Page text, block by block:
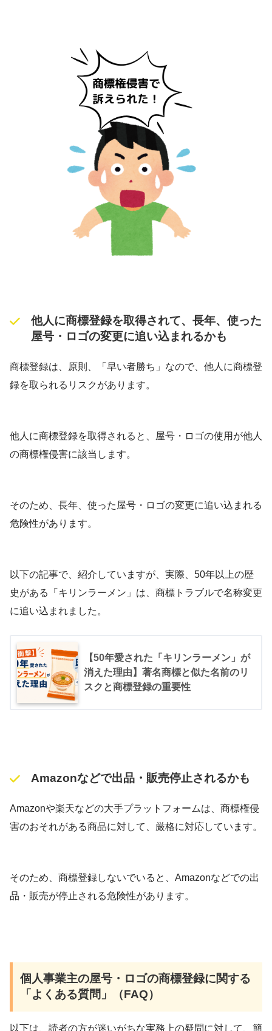
他人に商標登録を取得されて、長年、使った
屋号・ロゴの変更に追い込まれるかも
商標登録は、原則、「早い者勝ち」なので、他人に商標登
録を取られるリスクがあります。
他人に商標登録を取得されると、屋号・ロゴの使用が他人
の商標権侵害に該当します。
そのため、長年、使った屋号・ロゴの変更に追い込まれる
危険性があります。
以下の記事で、紹介していますが、実際、50年以上の歴
史がある「キリンラーメン」は、商標トラブルで名称変更
に追い込まれました。
【50年愛された「キリンラーメン」が
消えた理由】著名商標と似た名前のリ
スクと商標登録の重要性
Amazonなどで出品・販売停止されるかも
Amazonや楽天などの大手プラットフォームは、商標権侵
害のおそれがある商品に対して、厳格に対応しています。
そのため、商標登録しないでいると、Amazonなどでの出
品・販売が停止される危険性があります。
個人事業主の屋号・ロゴの商標登録に関する
「よくある質問」（FAQ）
以下は、読者の方が迷いがちな実務上の疑問に対して、簡